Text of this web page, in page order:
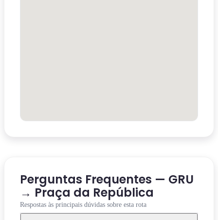
Perguntas Frequentes — GRU
→ Praça da República
Respostas às principais dúvidas sobre esta rota